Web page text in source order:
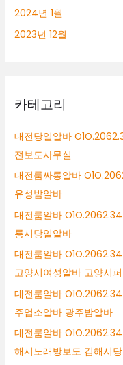
2024년 1월
2023년 12월
카테고리
대전당일알바
전보도사무실
대전룸싸롱알바
유성밤알바
대전룸알바
룡시당일알바
대전룸알바
고양시여성알바 고양시
대전룸알바
주업소알바 광주밤알바
대전룸알바
해시노래방보도 김해시